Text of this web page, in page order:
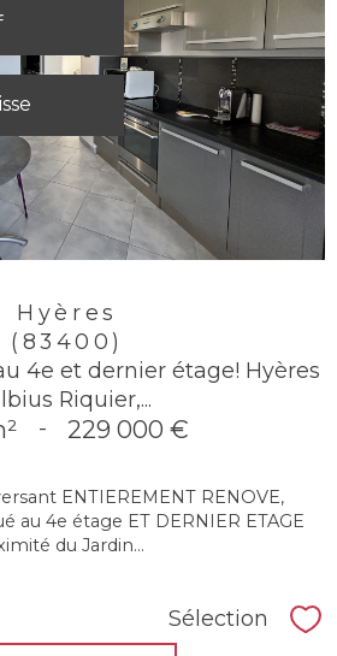
Hyères
(83400)
4e et dernier étage! Hyères
Riquier,...
- 229 000 €
ENTIEREMENT RENOVE,
au 4e étage ET DERNIER ETAGE
du Jardin...
Sélection